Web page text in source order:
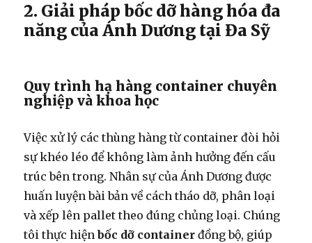
2. Giải pháp bốc dỡ hàng hóa đa
năng của Ánh Dương tại Đa Sỹ
Quy trình hạ hàng container chuyên
nghiệp và khoa học
Việc xử lý các thùng hàng từ container đòi hỏi
sự khéo léo để không làm ảnh hưởng đến cấu
trúc bên trong. Nhân sự của Ánh Dương được
huấn luyện bài bản về cách tháo dỡ, phân loại
và xếp lên pallet theo đúng chủng loại. Chúng
tôi thực hiệnbốc dỡ container đồng bộ, giúp